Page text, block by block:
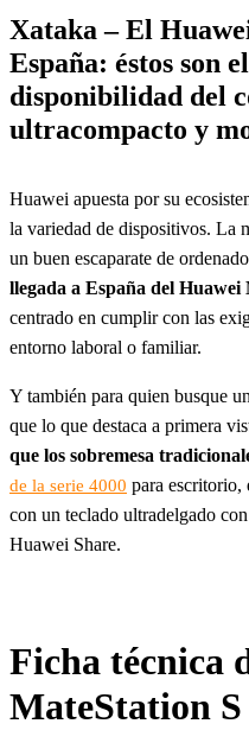
Xataka – El
España: éstos son
disponibilidad del
ultracompacto y
Huawei apuesta por su
la variedad de dispositivos. La
un buen escaparate de
llegada a España del Huawei
centrado en cumplir con las
entorno laboral o familiar.
Y también para quien busque
que lo que destaca a primera
que los sobremesa
de la serie 4000 para escritorio,
con un teclado ultradelgado
Huawei Share.
Ficha técnica
MateStation S